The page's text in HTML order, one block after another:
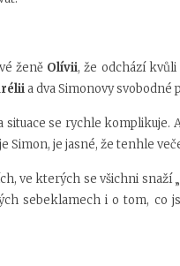
ženě Olívii, že odchází
a dva Simonovy svobodné
se rychle komplikuje.
Simon, je jasné, že tenhle
ve kterých se všichni snaží
sebeklamech i o tom, co